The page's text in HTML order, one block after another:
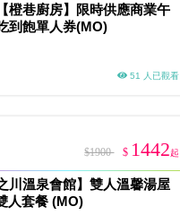
橙巷廚房】限時供應商業午
到飽單人券(MO)
51 人已觀看
$1900 $ 1442起
川溫泉會館】雙人溫馨湯屋
人套餐 (MO)